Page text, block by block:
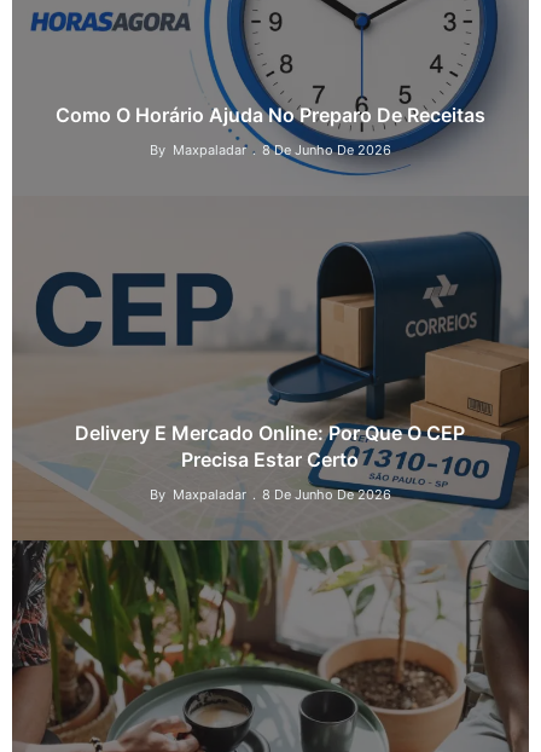
Como O Horário Ajuda No Preparo De Receitas
By Maxpaladar 8 De Junho De 2026
Delivery E Mercado Online: Por Que O CEP
Precisa Estar Certo
By Maxpaladar 8 De Junho De 2026